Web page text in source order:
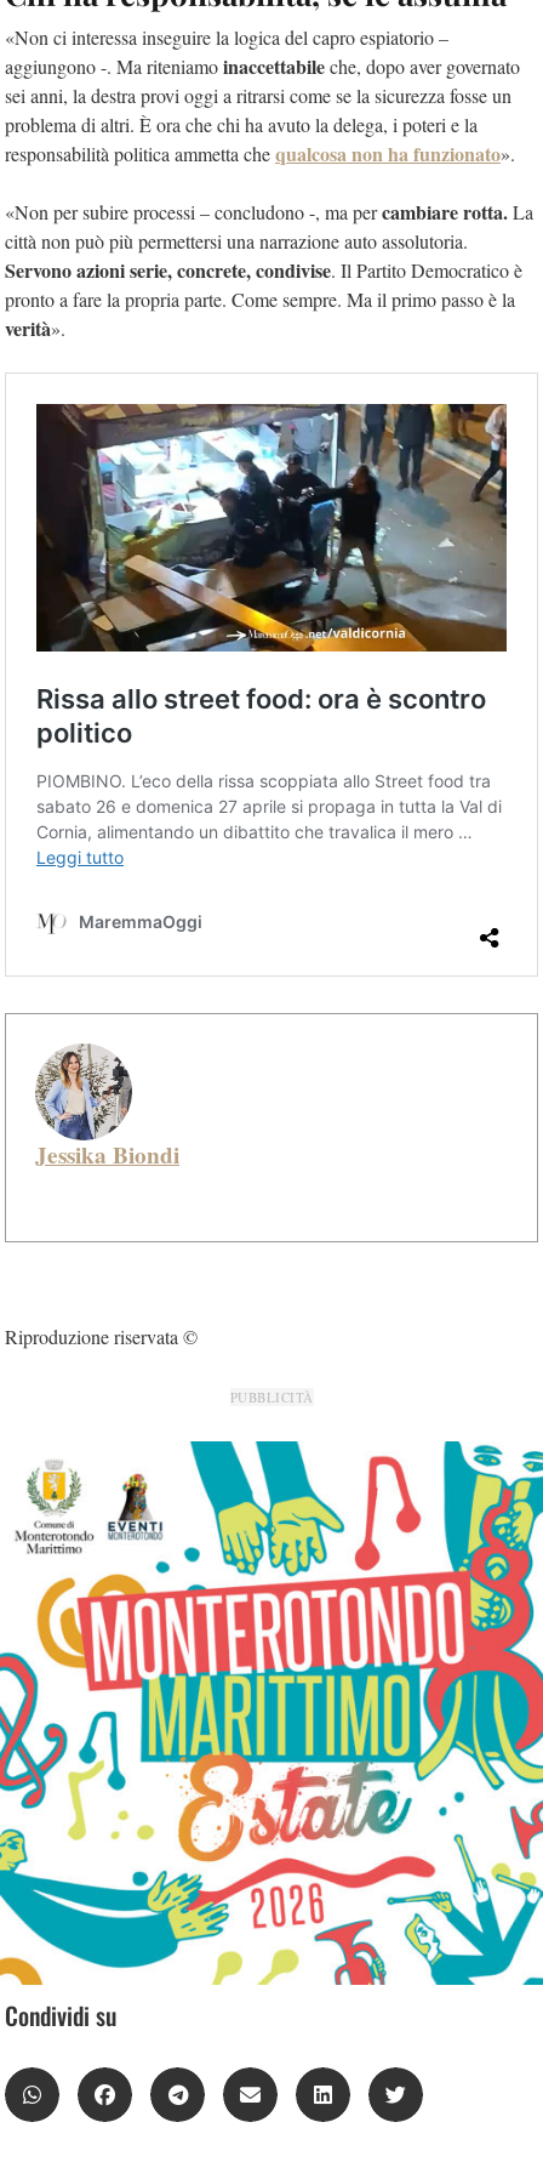
«Non ci interessa inseguire la logica del capro espiatorio –
aggiungono -. Ma riteniamoinaccettabileche, dopo aver governato
sei anni, la destra provi oggi a ritrarsi come se la sicurezza fosse un
problema di altri. È ora che chi ha avuto la delega, i poteri e la
responsabilità politica ammetta chequalcosa non ha funzionato».
«Non per subire processi – concludono -, ma percambiare rotta.La
città non può più permettersi una narrazione auto assolutoria.
Servono azioni serie, concrete, condivise. Il Partito Democratico è
pronto a fare la propria parte. Come sempre. Ma il primo passo è la
verità».
Jessika Biondi
Riproduzione riservata ©
PUBBLICITÀ
Condividi su